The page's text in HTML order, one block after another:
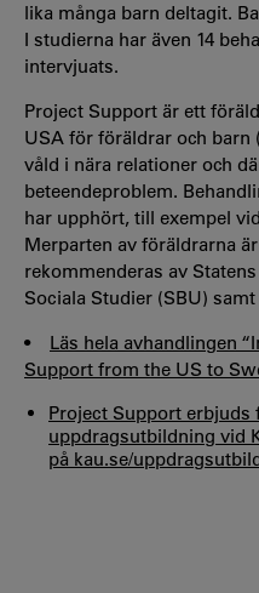
lika många barn deltagit.
I studierna har även 14
intervjuats.
Project Support är ett
USA för föräldrar och
våld i nära relationer och
beteendeproblem.
har upphört, till exempel
Merparten av föräldrarna
rekommenderas av
Sociala Studier (SBU)
• Läs hela avhandlingen
Support from the US to
Project Support erbjuds
uppdragsutbildning vid
på kau.se/